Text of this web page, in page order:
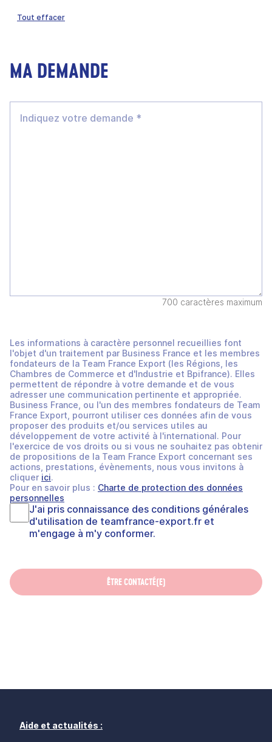
Tout effacer
MA DEMANDE
700 caractères maximum
Les informations à caractère personnel recueillies font
l'objet d'un traitement par Business France et les membres
fondateurs de la Team France Export (les Régions, les
Chambres de Commerce et d'Industrie et Bpifrance). Elles
permettent de répondre à votre demande et de vous
adresser une communication pertinente et appropriée.
Business France, ou l'un des membres fondateurs de Team
France Export, pourront utiliser ces données afin de vous
proposer des produits et/ou services utiles au
développement de votre activité à l'international. Pour
l'exercice de vos droits ou si vous ne souhaitez pas obtenir
de propositions de la Team France Export concernant ses
actions, prestations, évènements, nous vous invitons à
cliquer ici.
Pour en savoir plus : Charte de protection des données
personnelles
J'ai pris connaissance des conditions générales
d'utilisation de teamfrance-export.fr et
m'engage à m'y conformer.
ÊTRE CONTACTÉ(E)
Aide et actualités :